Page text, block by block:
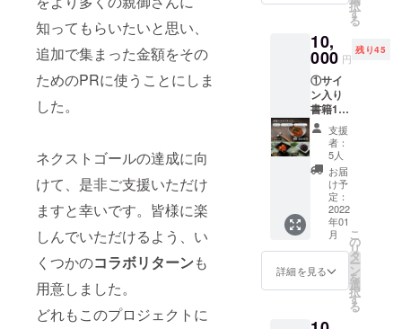
知ってもらいたいと思い、
追加で集まった金額をその
ためのPRに使うことにしま
した。
ネクストゴールの達成に向
けて、是非ご支援いただけ
ますと幸いです。皆様に楽
しんでいただけるよう、い
くつかのコラボリターンも
用意しました。
どれもこのプロジェクトに
会場：
新潟県 I
ベー
ション
拠点施
設
「NIINO
」 〒
950-
0911 新
潟市中
央区笹
口１丁
目２番
地 新
潟プ
イズで
素材は
アル
ミ、ア
ルマイ
ト仕上
げと
なって
おりま
す。 ※
書籍の
発売日
が未定
のため
お届け
予定が
前後す
択
す
る
10,
000 円
残り45
①サイ
ン入り
書籍1冊
②クラ
ファン
限定帯
③越後
薬草ま
いキム
チセッ
ト（白
菜300g
、大根
300g 、
岩のり
にお名
支援
者：
5人
お届
け予
定：
2022
年01
月
詳細を見る
こ
の
リ
タ
ー
ン
を
選
択
す
る